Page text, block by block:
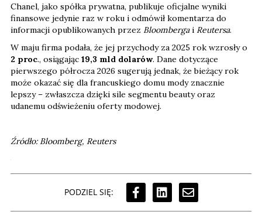
Chanel, jako spółka prywatna, publikuje oficjalne wyniki
finansowe jedynie raz w roku i odmówił komentarza do
informacji opublikowanych przez Bloombergai Reutersa.
W maju firma podała, że jej przychody za 2025 rok wzrosły o
2 proc., osiągając 19,3 mld dolarów. Dane dotyczące
pierwszego półrocza 2026 sugerują jednak, że bieżący rok
może okazać się dla francuskiego domu mody znacznie
lepszy – zwłaszcza dzięki sile segmentu beauty oraz
udanemu odświeżeniu oferty modowej.
Źródło: Bloomberg, Reuters
PODZIEL SIĘ: